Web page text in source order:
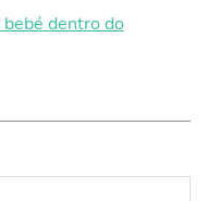
dentro do